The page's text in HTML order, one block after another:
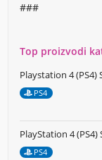
###
Top proizvodi
Playstation 4 (PS4)
PS4
PlayStation 4
PS4